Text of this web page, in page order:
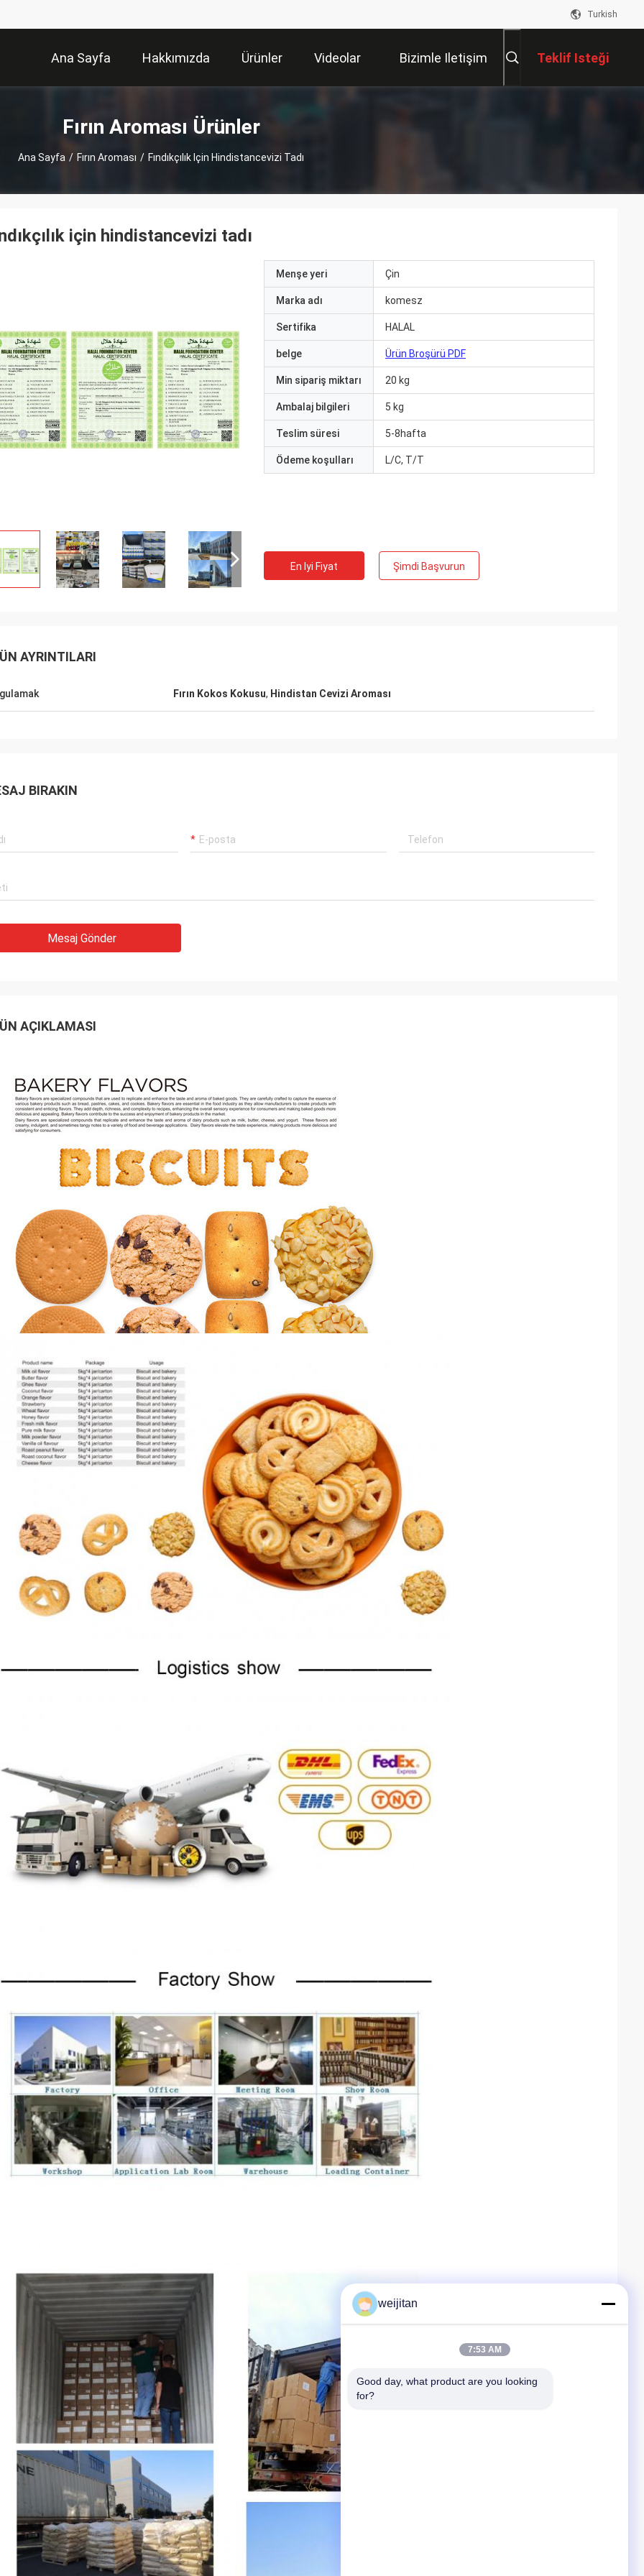
Turkish
Ana Sayfa Hakkımızda Ürünler Videolar Bizimle Iletişim Teklif Isteği
Fırın Aroması Ürünler
Ana Sayfa / Fırın Aroması / Fındıkçılık Için Hindistancevizi Tadı
için hindistancevizi tadı
Menşe yeri Çin
Marka adı komesz
Sertifika HALAL
belge Ürün Broşürü PDF
Min sipariş miktarı 20 kg
Ambalaj bilgileri 5 kg
Teslim süresi 5-8hafta
Ödeme koşulları L/C, T/T
En Iyi Fiyat Şimdi Başvurun
AYRINTILARI
Fırın Kokos Kokusu, Hindistan Cevizi Aroması
BIRAKIN
Mesaj Gönder
AÇIKLAMASI
weijitan
7:53 AM
Good day, what product are you looking
for?